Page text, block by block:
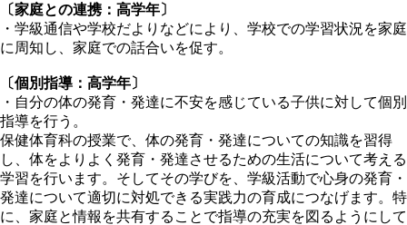
〔家庭との連携：高学年〕
・学級通信や学校だよりなどにより、学校での学習状況を家庭
に周知し、家庭での話合いを促す。
〔個別指導：高学年〕
・自分の体の発育・発達に不安を感じている子供に対して個別
指導を行う。
保健体育科の授業で、体の発育・発達についての知識を習得
し、体をよりよく発育・発達させるための生活について考える
学習を行います。そしてその学びを、学級活動で心身の発育・
発達について適切に対処できる実践力の育成につなげます。特
に、家庭と情報を共有することで指導の充実を図るようにして